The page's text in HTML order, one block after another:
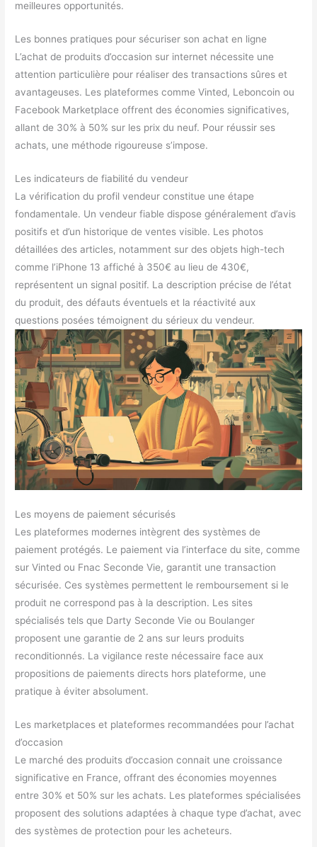
meilleures opportunités.
Les bonnes pratiques pour sécuriser son achat en ligne
L’achat de produits d’occasion sur internet nécessite une
attention particulière pour réaliser des transactions sûres et
avantageuses. Les plateformes comme Vinted, Leboncoin ou
Facebook Marketplace offrent des économies significatives,
allant de 30% à 50% sur les prix du neuf. Pour réussir ses
achats, une méthode rigoureuse s’impose.
Les indicateurs de fiabilité du vendeur
La vérification du profil vendeur constitue une étape
fondamentale. Un vendeur fiable dispose généralement d’avis
positifs et d’un historique de ventes visible. Les photos
détaillées des articles, notamment sur des objets high-tech
comme l’iPhone 13 affiché à 350€ au lieu de 430€,
représentent un signal positif. La description précise de l’état
du produit, des défauts éventuels et la réactivité aux
questions posées témoignent du sérieux du vendeur.
Les moyens de paiement sécurisés
Les plateformes modernes intègrent des systèmes de
paiement protégés. Le paiement via l’interface du site, comme
sur Vinted ou Fnac Seconde Vie, garantit une transaction
sécurisée. Ces systèmes permettent le remboursement si le
produit ne correspond pas à la description. Les sites
spécialisés tels que Darty Seconde Vie ou Boulanger
proposent une garantie de 2 ans sur leurs produits
reconditionnés. La vigilance reste nécessaire face aux
propositions de paiements directs hors plateforme, une
pratique à éviter absolument.
Les marketplaces et plateformes recommandées pour l’achat
d’occasion
Le marché des produits d’occasion connait une croissance
significative en France, offrant des économies moyennes
entre 30% et 50% sur les achats. Les plateformes spécialisées
proposent des solutions adaptées à chaque type d’achat, avec
des systèmes de protection pour les acheteurs.